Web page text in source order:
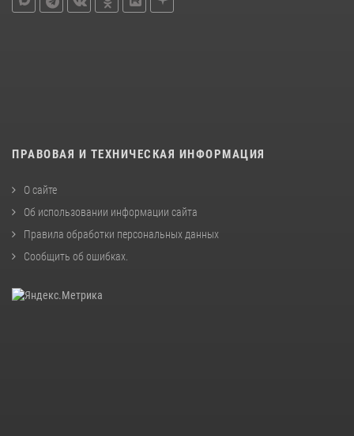
ПРАВОВАЯ И ТЕХНИЧЕСКАЯ ИНФОРМАЦИЯ
О сайте
Об использовании информации сайта
Правила обработки персональных данных
Сообщить об ошибках